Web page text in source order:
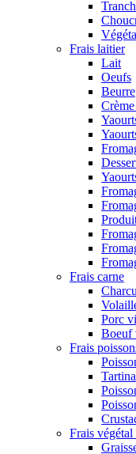
Frais laitier
Lait
Oeufs
Beurre
Frais carne
Porc
Boeuf
Frais
Frais